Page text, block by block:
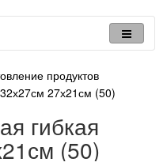
продуктов
27х21см (50)
гибкая
(50)